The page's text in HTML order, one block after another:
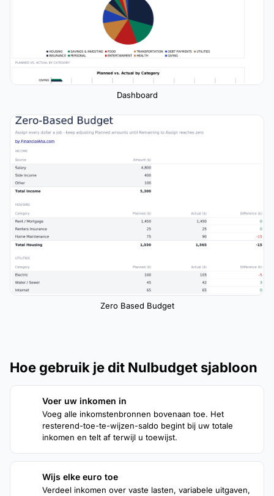
Dashboard
Zero Based Budget
Hoe gebruik je dit Nulbudget sjabloon
Voer uw inkomen in
Voeg alle inkomstenbronnen bovenaan toe. Het
resterend-toe-te-wijzen-saldo begint bij uw totale
inkomen en telt af terwijl u toewijst.
Wijs elke euro toe
Verdeel inkomen over vaste lasten, variabele uitgaven,